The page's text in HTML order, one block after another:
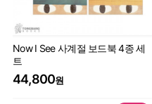
Now I See 사계절 보드북 4종 세
트
44,800원